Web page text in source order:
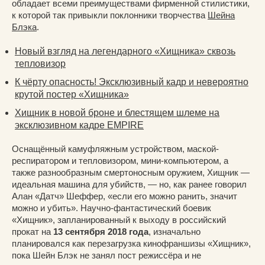
обладает всеми преимуществами фирменной стилистики,
к которой так привыкли поклонники творчества Шейна
Блэка.
Новый взгляд на легендарного «Хищника» сквозь
тепловизор
К чёрту опасность! Эксклюзивный кадр и невероятно
крутой постер «Хищника»
Хищник в новой броне и блестящем шлеме на
эксклюзивном кадре EMPIRE
Оснащённый камуфляжным устройством, маской-
респиратором и тепловизором, мини-компьютером, а
также разнообразным смертоносным оружием, Хищник —
идеальная машина для убийств, — но, как ранее говорил
Алан «Датч» Шеффер, «если его можно ранить, значит
можно и убить». Научно-фантастический боевик
«Хищник», запланированный к выходу в российский
прокат на 13 сентября 2018 года, изначально
планировался как перезагрузка кинофраншизы «Хищник»,
пока Шейн Блэк не занял пост режиссёра и не